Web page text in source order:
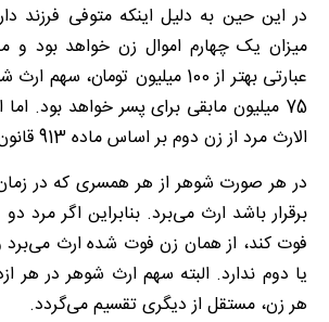
در این حین به دلیل اینکه متوفی فرزند
میزان یک چهارم اموال زن خواهد بود و
75 میلیون مابقی برای پسر خواهد بود.
الارث مرد از زن دوم بر اساس ماده 913 قانون مدنی حداکثر نصف اموال زن است.
در هر صورت شوهر از هر همسری که در
برقرار باشد ارث می‌برد. بنابراین اگر
فوت کند، از همان زن فوت شده ارث
یا دوم ندارد. البته سهم ارث شوهر در هر
هر زن، مستقل از دیگری تقسیم می‌گردد.